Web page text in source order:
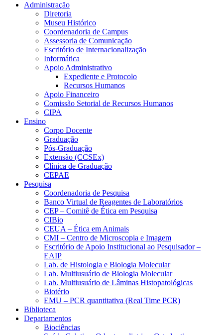
Administração
Diretoria
Museu Histórico
Coordenadoria de Campus
Assessoria de Comunicação
Escritório de Internacionalização
Informática
Apoio Administrativo
Expediente e Protocolo
Recursos Humanos
Apoio Financeiro
Comissão Setorial de Recursos Humanos
CIPA
Ensino
Corpo Docente
Graduação
Pós-Graduação
Extensão (CCSEx)
Clínica de Graduação
CEPAE
Pesquisa
Coordenadoria de Pesquisa
Banco Virtual de Reagentes de Laboratórios
CEP – Comitê de Ética em Pesquisa
CIBio
CEUA – Ética em Animais
CMI – Centro de Microscopia e Imagem
Escritório de Apoio Institucional ao Pesquisador –
EAIP
Lab. de Histologia e Biologia Molecular
Lab. Multiusuário de Biologia Molecular
Lab. Multiusuário de Lâminas Histopatológicas
Biotério
EMU – PCR quantitativa (Real Time PCR)
Biblioteca
Departamentos
Biociências